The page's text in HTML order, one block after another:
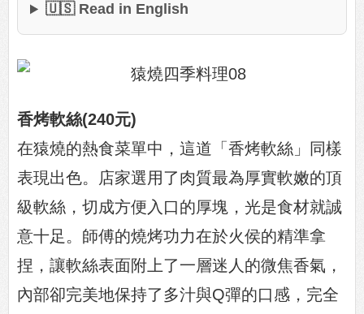
🇺🇸 Read in English
香烤軟絲(240元)
在猿燒的熱食菜單中，這道「香烤軟絲」同樣
表現出色。店家選用了肉質最為厚實軟嫩的頂
級軟絲，切成方便入口的厚塊，光是食材就誠
意十足。師傅的燒烤功力在於火侯的精準拿
捏，讓軟絲表面附上了一層迷人的微焦香氣，
內部卻完美地保持了多汁與Q彈的口感，完全